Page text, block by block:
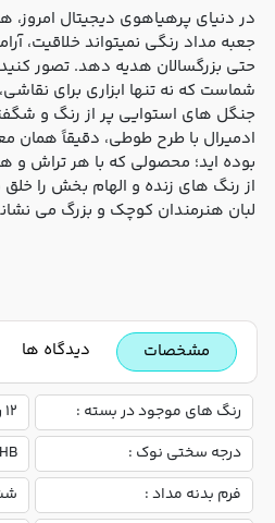
در دنیای پرهیاهوی دیجیتال امروز،
جعبه مداد رنگی نمیتواند خلاقیت،
حتی بزرگسالان هدیه دهد. تصور
شماست که نه تنها ابزاری برای
ادمیرال با طرح طوطی، دقیقاً همان
بوده‌ اید؛ محصولی که با هر تراش و
از رنگ‌ های زنده و الهام‌ بخش را خلق
لبان هنرمندان کوچک و بزرگ می
مشخصات دیدگاه ها
رنگ های موجود در بسته :
12 رنگ
درجه سختی نوک :
HB
فرم بدنه مداد :